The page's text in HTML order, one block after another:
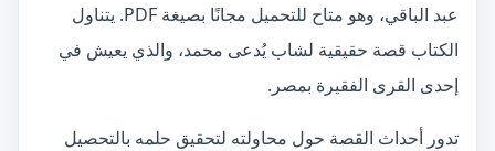
عبد الباقي، وهو متاح للتحميل مجانًا بصيغة PDF. يتناول
الكتاب قصة حقيقية لشاب يُدعى محمد، والذي يعيش في
إحدى القرى الفقيرة بمصر.
تدور أحداث القصة حول محاولته لتحقيق حلمه بالتحصيل